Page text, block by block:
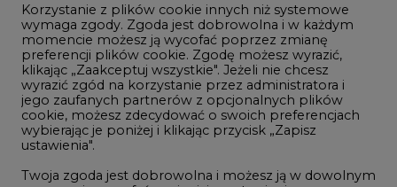
Innowacje i AI
Telekomunikacja i IT
Handel emisjami CO2
Wodór
Górnictwo
Korzystanie z plików cookie innych niż systemowe
wymaga zgody. Zgoda jest dobrowolna i w każdym
momencie możesz ją wycofać poprzez zmianę
preferencji plików cookie. Zgodę możesz wyrazić,
klikając „Zaakceptuj wszystkie". Jeżeli nie chcesz
wyrazić zgód na korzystanie przez administratora i
jego zaufanych partnerów z opcjonalnych plików
cookie, możesz zdecydować o swoich preferencjach
wybierając je poniżej i klikając przycisk „Zapisz
ustawienia".
Twoja zgoda jest dobrowolna i możesz ją w dowolnym